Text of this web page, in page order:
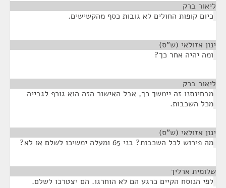
ליאור ברק
כיום קופות החולים לא גובות כסף מהקשישים.
ינון אזולאי (ש"ס)
ומה יהיה אחר כך?
ליאור ברק
מבחינתנו זה יימשך כך, אבל האישור הזה הוא גורף לגבייה
מכל השכבות.
ינון אזולאי (ש"ס)
מה פירוש לכל השכבות? בני 65 ומעלה ימשיכו לשלם או לא?
שלומית ארליך
לפי הנוסח הקיים כרגע הם לא הוחרגו. הם יצטרכו לשלם.